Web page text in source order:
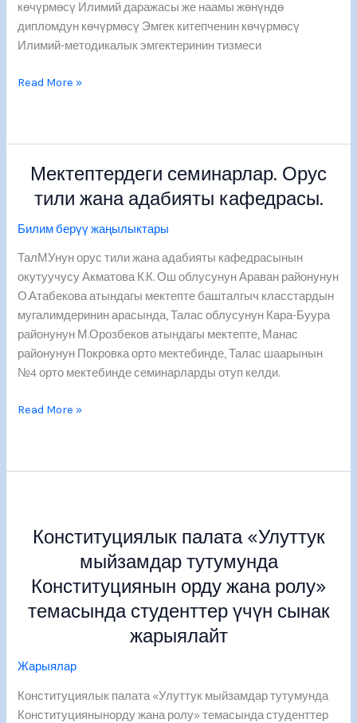
көчүрмөсү Илимий даражасы же наамы жөнүндө
дипломдун көчүрмөсү Эмгек китепченин көчүрмөсү
Илимий-методикалык эмгектеринин тизмеси
Read More »
Мектептердеги семинарлар. Орус
тили жана адабияты кафедрасы.
Билим берүү жаңылыктары
ТалМУнун орус тили жана адабияты кафедрасынын
окутуучусу Акматова К.К. Ош облусунун Араван районунун
О.Атабекова атындагы мектепте башталгыч класстардын
мугалимдеринин арасында, Талас облусунун Кара-Буура
районунун М.Орозбеков атындагы мектепте, Манас
районунун Покровка орто мектебинде, Талас шаарынын
№4 орто мектебинде семинарларды отуп келди.
Мектептердеги
Орус
тили
адабияты
кафедрасы.
Read More »
Конституциялык палата «Улуттук
мыйзамдар тутумунда
Конституциянын орду жана ролу»
темасында студенттер үчүн сынак
жарыялайт
Жарыялар
Конституциялык палата «Улуттук мыйзамдар тутумунда
Конституциянынорду жана ролу» темасында студенттер
«Улуттук
Конституциянын
орду
темасында
студенттер
үчүн